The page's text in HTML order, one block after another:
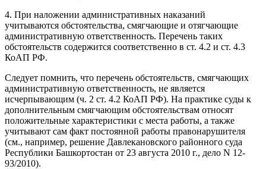
4. При наложении административных наказаний
учитываются обстоятельства, смягчающие и отягчающие
административную ответственность. Перечень таких
обстоятельств содержится соответственно в ст. 4.2 и ст. 4.3
КоАП РФ.
Следует помнить, что перечень обстоятельств, смягчающих
административную ответственность, не является
исчерпывающим (ч. 2 ст. 4.2 КоАП РФ). На практике суды к
дополнительным смягчающим обстоятельствам относят
положительные характеристики с места работы, а также
учитывают сам факт постоянной работы правонарушителя
(см., например, решение Давлекановского районного суда
Республики Башкортостан от 23 августа 2010 г., дело N 12-
93/2010).